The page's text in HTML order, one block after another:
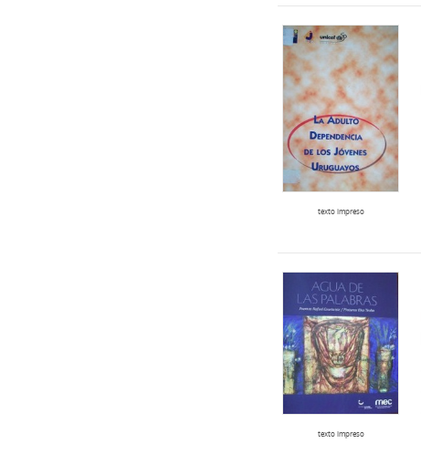
texto impreso
texto impreso